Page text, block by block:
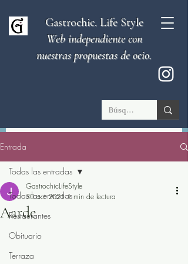
Gastrochic. Life Style
Web independiente con
nuestras propuestas de ocio.
Entrada
Todas las entradas
Restaurantes
Obituario
Terraza
Todas las entradas
Aarde
GastrochicLifeStyle
30 oct 2021 1 min de lectura